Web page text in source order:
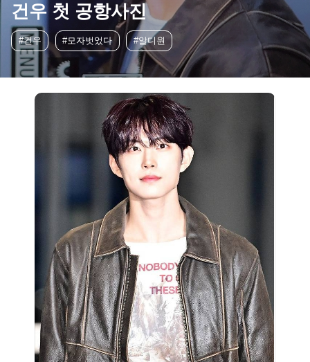
건우 첫 공항사진
#건우 #모자벗었다 #알디원